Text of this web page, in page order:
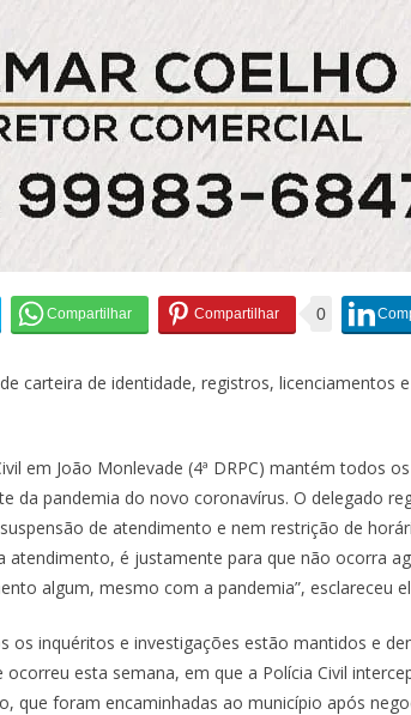
0
carteira de identidade, registros, licenciamentos
em João Monlevade (4ª DRPC) mantém todos
da pandemia do novo coronavírus. O delegado
de atendimento e nem restrição de
é justamente para que não ocorra
algum, mesmo com a pandemia”, esclareceu
os inquéritos e investigações estão mantidos e
esta semana, em que a Polícia Civil
que foram encaminhadas ao município após